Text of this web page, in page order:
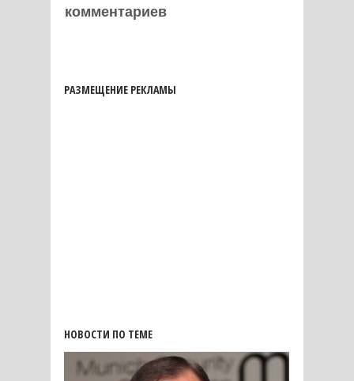
комментариев
РАЗМЕЩЕНИЕ РЕКЛАМЫ
НОВОСТИ ПО ТЕМЕ